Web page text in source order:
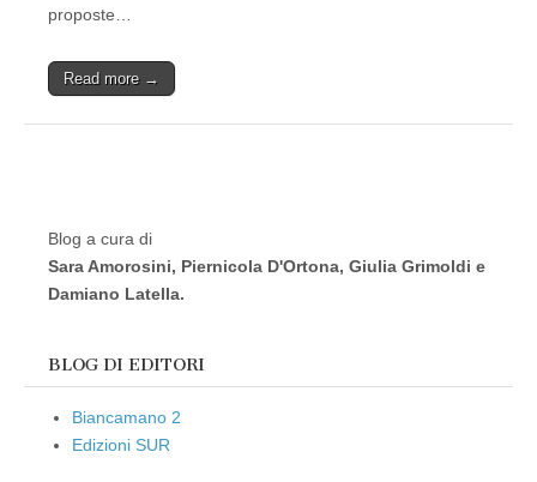
proposte…
Read more →
Blog a cura di
Sara Amorosini, Piernicola D'Ortona, Giulia Grimoldi e
Damiano Latella.
BLOG DI EDITORI
Biancamano 2
Edizioni SUR